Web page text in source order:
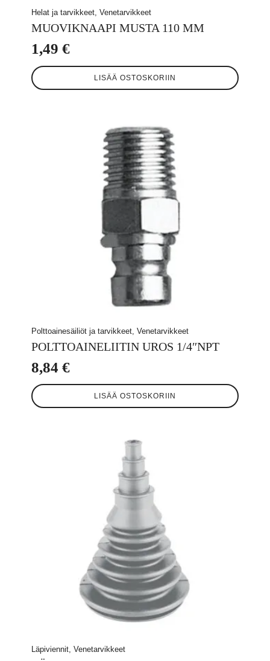
Helat ja tarvikkeet, Venetarvikkeet
MUOVIKNAAPI MUSTA 110 MM
1,49 €
LISÄÄ OSTOSKORIIN
Polttoainesäiliöt ja tarvikkeet, Venetarvikkeet
POLTTOAINELIITIN UROS 1/4″NPT
8,84 €
LISÄÄ OSTOSKORIIN
Läpiviennit, Venetarvikkeet